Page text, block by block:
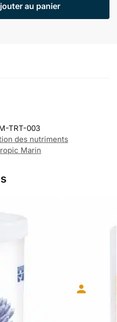
au panier
TRT-003
des nutriments
Marin